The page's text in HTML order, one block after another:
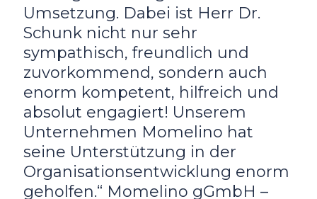
Umsetzung. Dabei ist Herr Dr.
Schunk nicht nur sehr
sympathisch, freundlich und
zuvorkommend, sondern auch
enorm kompetent, hilfreich und
absolut engagiert! Unserem
Unternehmen Momelino hat
seine Unterstützung in der
Organisationsentwicklung enorm
geholfen.“ Momelino gGmbH –